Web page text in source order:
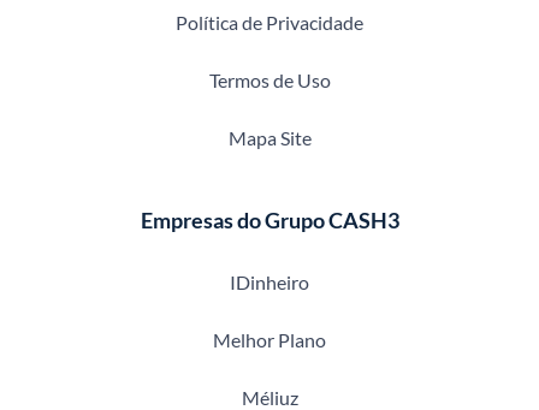
Política de Privacidade
Termos de Uso
Mapa Site
Empresas do Grupo CASH3
IDinheiro
Melhor Plano
Méliuz